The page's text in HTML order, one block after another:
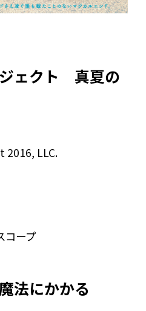
ェクト 真夏の
2016, LLC.
コープ
にかかる――